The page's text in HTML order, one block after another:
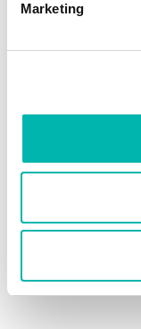
Marketing